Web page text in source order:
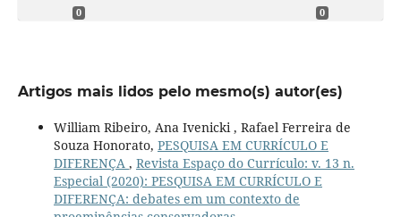
0 0
Artigos mais lidos pelo mesmo(s) autor(es)
William Ribeiro, Ana Ivenicki , Rafael Ferreira de
Souza Honorato, PESQUISA EM CURRÍCULO E
DIFERENÇA , Revista Espaço do Currículo: v. 13 n.
Especial (2020): PESQUISA EM CURRÍCULO E
DIFERENÇA: debates em um contexto de